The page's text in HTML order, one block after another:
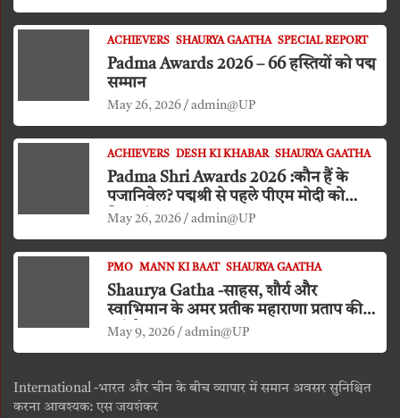
ACHIEVERS SHAURYA GAATHA SPECIAL REPORT
Padma Awards 2026 – 66 हस्तियों को पद्म
सम्मान
May 26, 2026 admin@UP
ACHIEVERS DESH KI KHABAR SHAURYA GAATHA
Padma Shri Awards 2026 :कौन हैं के
पजानिवेल? पद्मश्री से पहले पीएम मोदी को
किया दंडवत प्रणाम
May 26, 2026 admin@UP
PMO MANN KI BAAT SHAURYA GAATHA
Shaurya Gatha -साहस, शौर्य और
स्वाभिमान के अमर प्रतीक महाराणा प्रताप की
जयंती
May 9, 2026 admin@UP
International -भारत और चीन के बीच व्यापार में समान अवसर सुनिश्चित
करना आवश्यक: एस जयशंकर